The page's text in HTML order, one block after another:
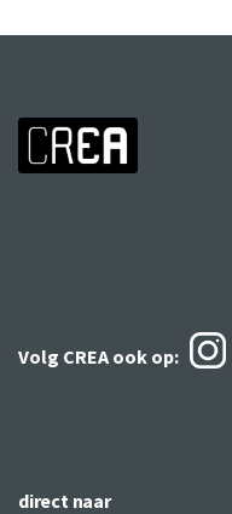
Volg CREA ook op:
direct naar